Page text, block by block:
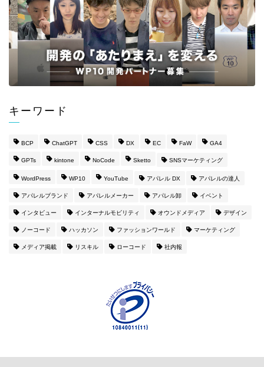
キーワード
BCP ChatGPT CSS DX EC FaW GA4
GPTs kintone NoCode Sketto SNSマーケティング
WordPress WP10 YouTube アパレル DX アパレルの達人
アパレルブランド アパレルメーカー アパレル卸 イベント
インタビュー インターナルモビリティ オウンドメディア デザイン
ノーコード ハッカソン ファッションワールド マーケティング
メディア掲載 リスキル ローコード 社内報